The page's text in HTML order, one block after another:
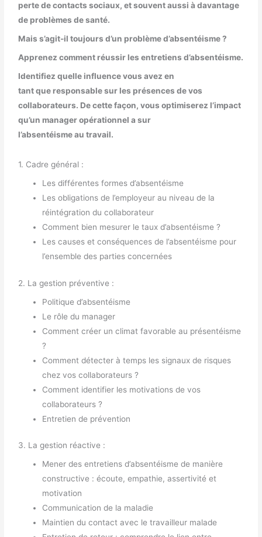
perte de contacts sociaux, et souvent aussi à davantage
de problèmes de santé.
Mais s’agit-il toujours d’un problème d’absentéisme ?
Apprenez comment réussir les entretiens d’absentéisme.
Identifiez quelle influence vous avez en
tant que responsable sur les présences de vos
collaborateurs. De cette façon, vous optimiserez l’impact
qu’un manager opérationnel a sur
l’absentéisme au travail.
1. Cadre général :
Les différentes formes d’absentéisme
Les obligations de l’employeur au niveau de la
réintégration du collaborateur
Comment bien mesurer le taux d’absentéisme ?
Les causes et conséquences de l’absentéisme pour
l’ensemble des parties concernées
2. La gestion préventive :
Politique d’absentéisme
Le rôle du manager
Comment créer un climat favorable au présentéisme
?
Comment détecter à temps les signaux de risques
chez vos collaborateurs ?
Comment identifier les motivations de vos
collaborateurs ?
Entretien de prévention
3. La gestion réactive :
Mener des entretiens d’absentéisme de manière
constructive : écoute, empathie, assertivité et
motivation
Communication de la maladie
Maintien du contact avec le travailleur malade